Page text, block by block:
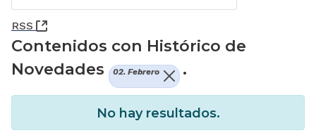
RSS (Abre una nueva ventana)
Contenidos con Histórico de
Novedades
02. Febrero .
No hay resultados.